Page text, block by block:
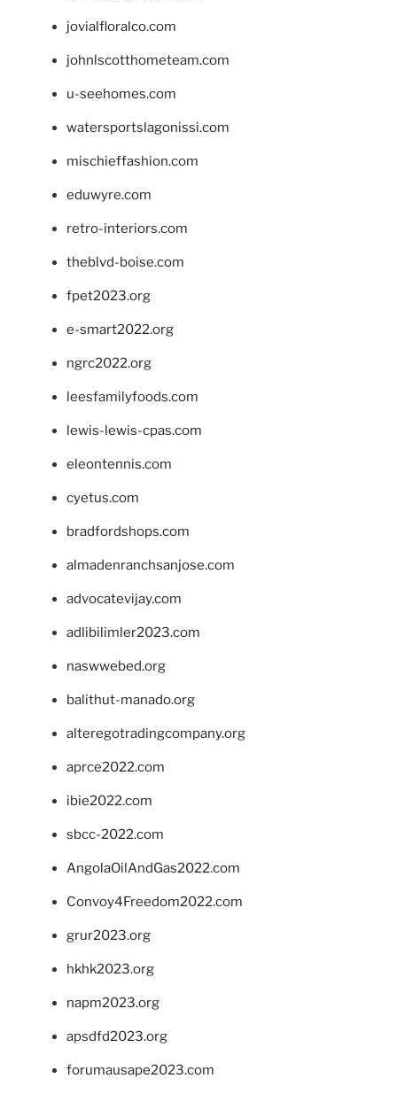
jovialfloralco.com
johnlscotthometeam.com
u-seehomes.com
watersportslagonissi.com
mischieffashion.com
eduwyre.com
retro-interiors.com
theblvd-boise.com
fpet2023.org
e-smart2022.org
ngrc2022.org
leesfamilyfoods.com
lewis-lewis-cpas.com
eleontennis.com
cyetus.com
bradfordshops.com
almadenranchsanjose.com
advocatevijay.com
adlibilimler2023.com
naswwebed.org
balithut-manado.org
alteregotradingcompany.org
aprce2022.com
ibie2022.com
sbcc-2022.com
AngolaOilAndGas2022.com
Convoy4Freedom2022.com
grur2023.org
hkhk2023.org
napm2023.org
apsdfd2023.org
forumausape2023.com